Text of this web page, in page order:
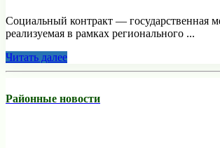
Социальный контракт — государственная
реализуемая в рамках регионального ...
Читать далее
Районные новости